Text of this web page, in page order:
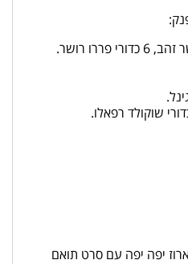
יפה יפה עם סרט תואם